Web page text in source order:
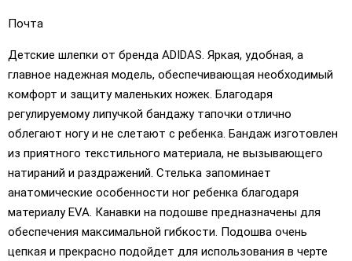
Почта
Детские шлепки от бренда ADIDAS. Яркая, удобная, а
главное надежная модель, обеспечивающая необходимый
комфорт и защиту маленьких ножек. Благодаря
регулируемому липучкой бандажу тапочки отлично
облегают ногу и не слетают с ребенка. Бандаж изготовлен
из приятного текстильного материала, не вызывающего
натираний и раздражений. Стелька запоминает
анатомические особенности ног ребенка благодаря
материалу EVA. Канавки на подошве предназначены для
обеспечения максимальной гибкости. Подошва очень
цепкая и прекрасно подойдет для использования в черте